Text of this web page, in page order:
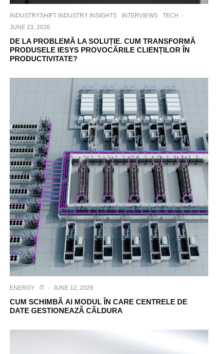
INDUSTRYSHIFT INDUSTRY INSIGHTS INTERVIEWS TECH
·
JUNE 23, 2026
DE LA PROBLEMĂ LA SOLUȚIE. CUM TRANSFORMĂ
PRODUSELE IESYS PROVOCĂRILE CLIENȚILOR ÎN
PRODUCTIVITATE?
ENERGY IT · JUNE 12, 2026
CUM SCHIMBÃ AI MODUL ÎN CARE CENTRELE DE
DATE GESTIONEAZÃ CÃLDURA